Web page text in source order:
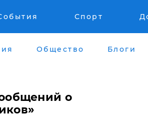
Спорт
Общество Блоги
о